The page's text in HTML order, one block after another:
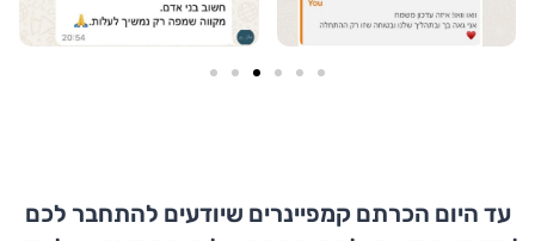
עד היום הכרתם קמפיינרים שיודעים להתחבר לכם